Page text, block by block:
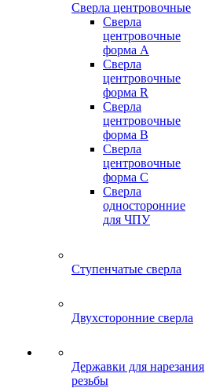
Сверла центровочные
Сверла
центровочные
форма A
Сверла
центровочные
форма R
Сверла
центровочные
форма B
Сверла
центровочные
форма C
Сверла
односторонние
для ЧПУ
Ступенчатые сверла
Двухсторонние сверла
Державки для нарезания
резьбы